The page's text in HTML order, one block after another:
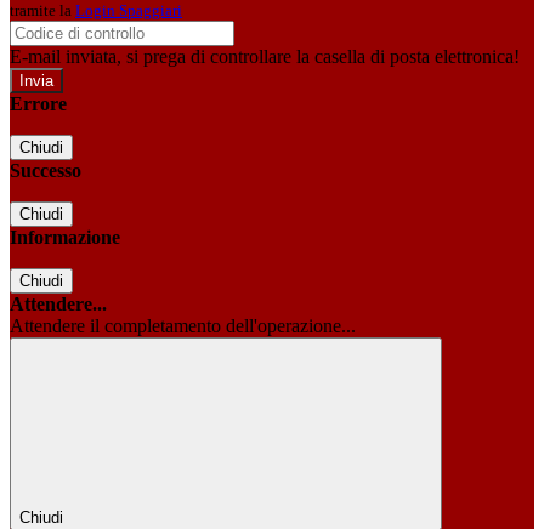
tramite la Login Spaggiari
E-mail inviata, si prega di controllare la casella di posta elettronica!
Errore
Chiudi
Successo
Chiudi
Informazione
Chiudi
Attendere...
Attendere il completamento dell'operazione...
Chiudi